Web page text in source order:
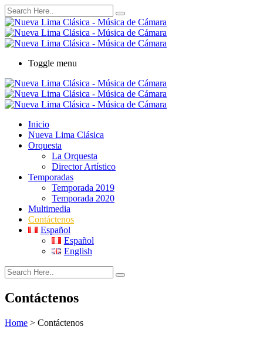
Toggle menu
Inicio
Nueva Lima Clásica
Orquesta
La Orquesta
Director Artístico
Temporadas
Temporada 2019
Temporada 2020
Multimedia
Contáctenos
Español
Español
English
Contáctenos
Home > Contáctenos